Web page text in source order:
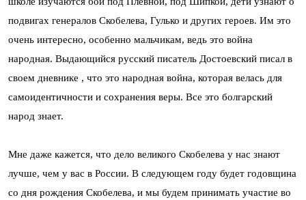
подвигах генералов Скобелева, Гулько и других героев. Им это
очень интересно, особенно мальчикам, ведь это война
народная. Выдающийся русский писатель Достоевский писал в
своем дневнике , что это народная война, которая велась для
самоидентичности и сохранения веры. Все это болгарский
народ знает.
Мне даже кажется, что дело великого Скобелева у нас знают
лучше, чем у вас в России. В следующем году будет годовщина
со дня рождения Скобелева, и мы будем принимать участие во